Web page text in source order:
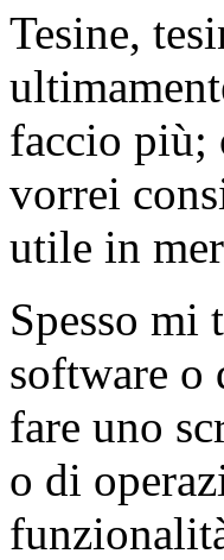
Tesine,
faccio più;
vorrei
utile in
Spesso mi
software o
fare uno
o di